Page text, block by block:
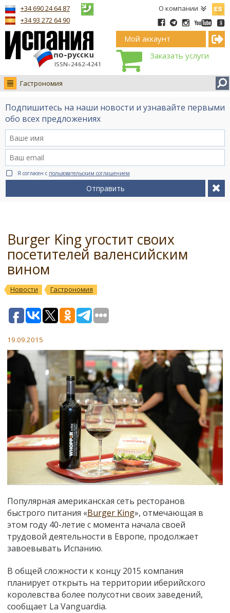
О компании
ISSN–2462-4241
+34 690 24 64 87
+34 93 272 64 90
Мой аккаунт
Заказать услуги
Гастрономия
Новости
Интервью
Видео Ruso.TV
BCN life
Сервис на немецком
Подпишитесь на наши новости и узнавайте первыми
обо всех предложениях
Я согласен с пользовательским соглашением
Отправить
Burger King угостит своих
посетителей валенсийским
вином
Новости Гастрономия
19.09.2015
Популярная американская сеть ресторанов
быстрого питания «Burger King», отмечающая в
этом году 40-летие с момента начала своей
трудовой деятельности в Европе, продолжает
завоевывать Испанию.
В общей сложности к концу 2015 компания
планирует открыть на территории иберийского
королевства более полусотни своих заведений,
сообщает La Vanguardia.